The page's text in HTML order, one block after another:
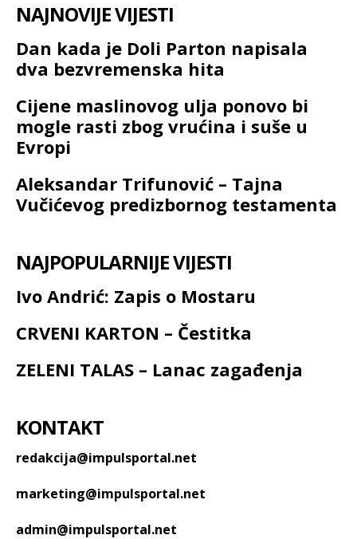
NAJNOVIJE VIJESTI
Dan kada je Doli Parton napisala
dva bezvremenska hita
Cijene maslinovog ulja ponovo bi
mogle rasti zbog vrućina i suše u
Evropi
Aleksandar Trifunović – Tajna
Vučićevog predizbornog testamenta
NAJPOPULARNIJE VIJESTI
Ivo Andrić: Zapis o Mostaru
CRVENI KARTON – Čestitka
ZELENI TALAS – Lanac zagađenja
KONTAKT
redakcija@impulsportal.net
marketing@impulsportal.net
admin@impulsportal.net